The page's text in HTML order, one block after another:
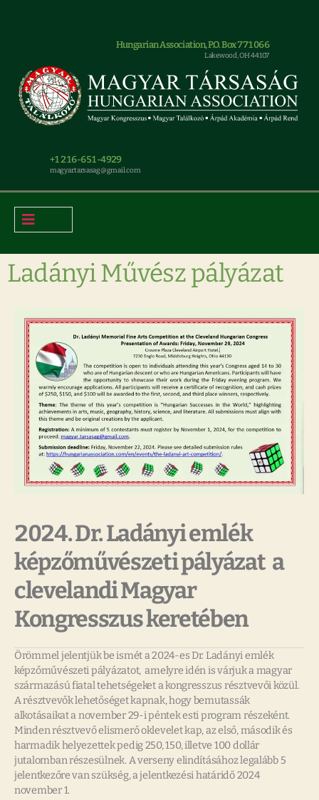
Hungarian Association, P.O. Box 771066
Lakewood, OH 44107
+1 216-651-4929
magyar.tarsasag@gmail.com
Ladányi Művész pályázat
2024. Dr. Ladányi emlék
képzőművészeti pályázat a
clevelandi Magyar
Kongresszus keretében
Örömmel jelentjük be ismét a 2024-es Dr. Ladányi emlék
képzőművészeti pályázatot, amelyre idén is várjuk a magyar
származású fiatal tehetségeket a kongresszus résztvevői közül.
A résztvevők lehetőséget kapnak, hogy bemutassák
alkotásaikat a november 29-i péntek esti program részeként.
Minden résztvevő elismerő oklevelet kap, az első, második és
harmadik helyezettek pedig 250, 150, illetve 100 dollár
jutalomban részesülnek. A verseny elindításához legalább 5
jelentkezőre van szükség, a jelentkezési határidő 2024
november 1.